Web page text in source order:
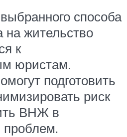
способа
на жительство
к
юристам.
подготовить
риск
ВНЖ в
проблем.